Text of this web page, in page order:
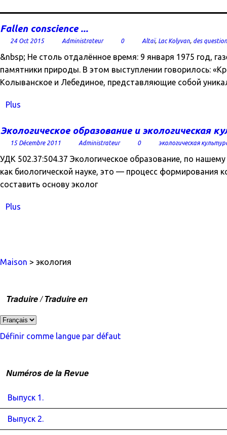
Fallen conscience ...
24 Oct 2015 Administrateur 0 Altaï, Lac Kolyvan, des
&nbsp; Не столь отдалённое время: 9 января 1975 год,
памятники природы. В этом выступлении говорилось:
Колыванское и Лебединое, представляющие собой
Plus
Экологическое образование и экологическая
15 Décembre 2011 Administrateur 0 экологическая
УДК 502.37:504.37 Экологическое образование, по
как биологической науке, это — процесс формирования
составить основу эколог
Plus
Maison > экология
Traduire / Traduire en
Définir comme langue par défaut
Numéros de la Revue
Выпуск 1.
Выпуск 2.